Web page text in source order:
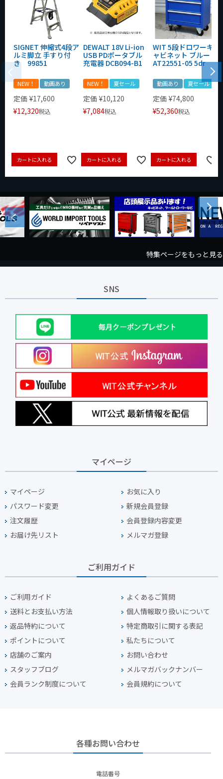
SIGNET 伸縮式4段ア
ルミ脚立 手すり付
き 99851
NEW！ 動画あり
定価 ¥17,600
¥12,320税込
カートに入れる
DEWALT 18V Li-ion
USB PDポータブル
充電器 DCB094-B1
NEW！ 夏セール
定価 ¥10,120
¥7,084税込
カートに入れる
WIT 5段ドロワーキ
ャビネット ブルー
AT22551-05 5dr
動画あり 夏セール
定価 ¥74,800
¥52,360税込
カートに入れる
Previous
Next
特集ページをもっと見る
SNS
マイページ
マイページ
お気に入り
パスワード変更
新規会員登録
注文履歴
会員登録内容変更
お届け先リスト
メルマガ登録
ご利用ガイド
ご利用ガイド
よくあるご質問
送料とお支払い方法
個人情報取り扱いについて
返品特約について
特定商取引に関する表記
ポイントについて
私たちについて
店舗のご案内
お問い合わせ
スタッフブログ
メルマガバックナンバー
会員ランク制度について
会員規約について
各種お問い合わせ
電話番号